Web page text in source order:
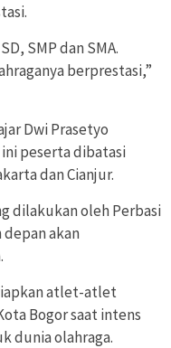
SMP dan SMA.
berprestasi,”
Dwi Prasetyo
peserta dibatasi
dan Cianjur.
dilakukan oleh Perbasi
akan
atlet-atlet
Bogor saat intens
dunia olahraga.